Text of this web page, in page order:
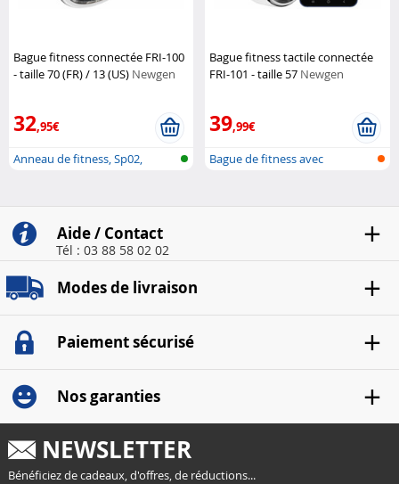
Bague fitness connectée FRI-100
- taille 70 (FR) / 13 (US) Newgen
32,95€
Anneau de fitness, Sp02,
Bague fitness tactile connectée
FRI-101 - taille 57 Newgen
39,99€
Bague de fitness avec
Aide / Contact
Tél : 03 88 58 02 02
Modes de livraison
Paiement sécurisé
Nos garanties
NEWSLETTER
Bénéficiez de cadeaux, d'offres, de réductions...